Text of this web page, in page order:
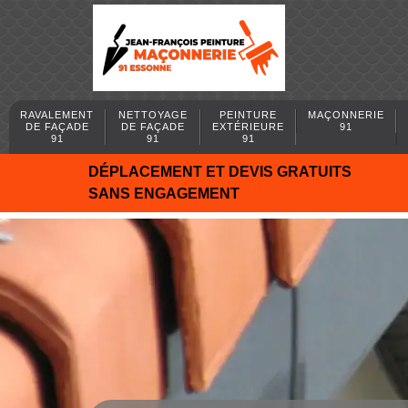
RAVALEMENT
DE FAÇADE
91
NETTOYAGE
DE FAÇADE
91
PEINTURE
EXTÉRIEURE
91
MAÇONNERIE
91
DÉPLACEMENT ET DEVIS GRATUITS
SANS ENGAGEMENT